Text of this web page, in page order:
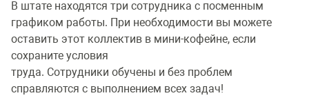
В штате находятся три сотрудника с посменным
графиком работы. При необходимости вы можете
оставить этот коллектив в мини-кофейне, если
сохраните условия
труда. Сотрудники обучены и без проблем
справляются с выполнением всех задач!